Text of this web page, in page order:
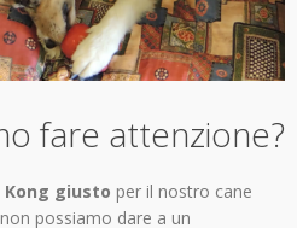
fare attenzione?
giusto per il nostro cane
possiamo dare a un